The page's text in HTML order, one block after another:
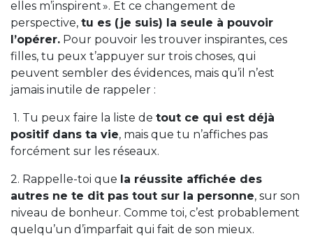
elles m’inspirent ». Et ce changement de
perspective, tu es (je suis) la seule à pouvoir
l’opérer. Pour pouvoir les trouver inspirantes, ces
filles, tu peux t’appuyer sur trois choses, qui
peuvent sembler des évidences, mais qu’il n’est
jamais inutile de rappeler :
1. Tu peux faire la liste de tout ce qui est déjà
positif dans ta vie, mais que tu n’affiches pas
forcément sur les réseaux.
2. Rappelle-toi que la réussite affichée des
autres ne te dit pas tout sur la personne, sur son
niveau de bonheur. Comme toi, c’est probablement
quelqu’un d’imparfait qui fait de son mieux.